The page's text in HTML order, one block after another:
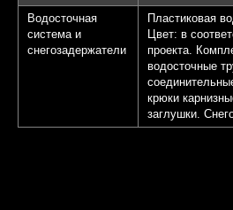
Водосточная
система и
снегозадержатели
Пластиковая
Цвет: в
проекта.
водосточные
крюки
заглушки.